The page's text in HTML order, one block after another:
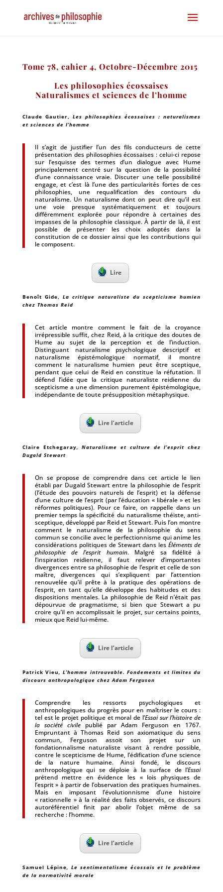
Tome 78, cahier 4, Octobre-Décembre 2015
Les philosophies écossaises
Naturalismes et sciences de l’homme
Claude Gautier, Les philosophies écossaises : naturalismes
et sciences de l’homme
Il s’agit de justifier l’un des fils conducteurs de cette
présentation des philosophies écossaises : celui-ci repose
sur l’esquisse des termes d’un dialogue avec Hume
principalement centré sur la question de la possibilité
d’une connaissance vraie. Discuter une telle possibilité
engage, et c’est là l’une des particularités fortes de ces
philosophies, une requalification des contours du
naturalisme. Un naturalisme dont on peut dire qu’il est
une voie presque systématiquement et toujours
différemment explorée pour répondre à certaines des
impasses de la philosophie classique. À partir de là, il est
possible de présenter les choix adoptés dans la
constitution de ce dossier ainsi que les contributions qui
le composent.
Lire
Benoît Gide, La critique naturaliste du scepticisme humien
chez Thomas Reid
Cet article montre comment le fait de la croyance
irrépressible suffit, chez Reid, à la critique des doutes de
Hume au sujet de la perception et de l’induction.
Distinguant naturalisme psychologique descriptif et
naturalisme épistémologique normatif, il montre
comment le naturalisme humien peut être sceptique,
pendant que celui de Reid en constitue la réfutation. Il
défend l’idée que la critique naturaliste reidienne du
scepticisme a une dimension purement épistémologique,
indépendante de toute présupposition métaphysique.
Lire l’article
Claire Etchegaray, Naturalisme et culture de l’esprit chez
Dugald Stewart
On se propose de comprendre dans cet article le lien
établi par Dugald Stewart entre la philosophie de l’esprit
(l’étude des pouvoirs naturels de l’esprit) et la défense
d’une culture de l’esprit (par l’éducation « libérale » et les
réformes politiques). Pour ce faire, on rappelle dans un
premier temps la spécificité du naturalisme théiste, anti-
sceptique, développé par Reid et Stewart. Puis l’on montre
comment le naturalisme de la philosophie du sens
commun se concilie avec le perfectionnisme qui anime les
considérations politiques de Stewart dans lesÉléments de
philosophie de l’esprit humain. Malgré sa fidélité à
l’inspiration reidienne, il faut relever d’importantes
divergences entre sa philosophie de l’esprit et celle de son
maître, divergences qui s’expliquent par l’attention
renouvelée qu’il prête à la pratique des opérations de
l’esprit, en tant qu’elle développe des habitudes et des
dispositions mentales. La philosophie de Reid n’était pas
dépourvue de pragmatisme, si bien que Stewart a pu
croire qu’il en accomplissait le projet, sur certains points,
mieux que Reid lui-même.
Lire l’article
Patrick Vieu, L’homme introuvable. Fondements et limites du
discours anthropologique chez Adam Ferguson
Comprendre les ressorts psychologiques et
anthropologiques du progrès pour en maîtriser le cours :
tel est le projet politique et moral de l’Essai sur l’histoire de
la société civilepublié par Adam Ferguson en 1767.
Empruntant à Thomas Reid son axiomatique du sens
commun, Ferguson assoit son projet sur un
fondationnalisme naturaliste visant à rendre possible,
contre le scepticisme de Hume, l’édification d’une science
de la nature humaine. Ainsi fondé, le discours
anthropologique qui se déploie à la surface de l’Essai
prétend mettre en évidence les « lois physiques de
l’esprit » à partir de l’observation des pratiques humaines.
Mais en imposant l’évolutionnisme d’une histoire
« rationnelle » à la réalité des faits observés, ce discours
autoréférentiel finit par abolir l’objet même de sa
recherche : l’homme.
Lire l’article
Samuel Lépine, Le sentimentalisme écossais et le problème
de la normativité morale